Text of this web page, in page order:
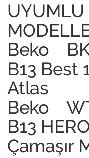
UYUMLU
Beko BK
B13 Best
Atlas
Beko
B13
Çamaşır